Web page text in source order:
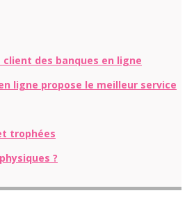
des banques en ligne
ligne propose le meilleur service
trophées
?